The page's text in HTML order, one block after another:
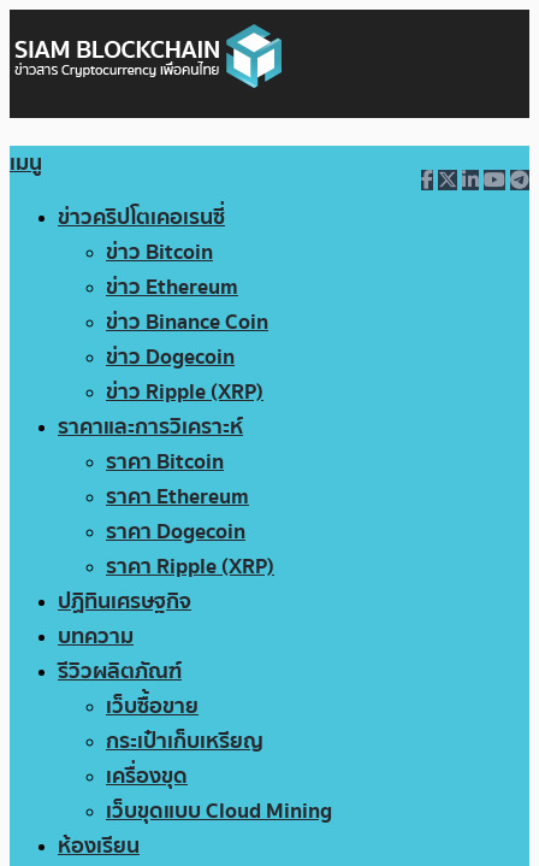
เมนู
ข่าวคริปโตเคอเรนซี่
ข่าว Bitcoin
ข่าว Ethereum
ข่าว Binance Coin
ข่าว Dogecoin
ข่าว Ripple (XRP)
ราคาและการวิเคราะห์
ราคา Bitcoin
ราคา Ethereum
ราคา Dogecoin
ราคา Ripple (XRP)
ปฏิทินเศรษฐกิจ
บทความ
รีวิวผลิตภัณฑ์
เว็บซื้อขาย
กระเป๋าเก็บเหรียญ
เครื่องขุด
เว็บขุดแบบ Cloud Mining
ห้องเรียน